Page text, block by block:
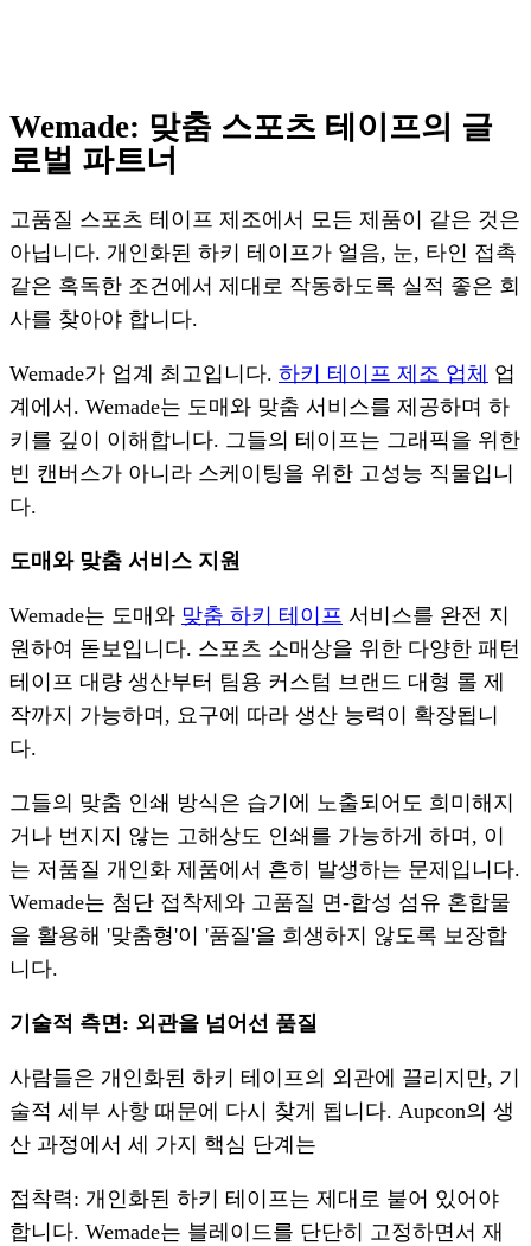
Wemade: 맞춤 스포츠 테이프의 글
로벌 파트너
고품질 스포츠 테이프 제조에서 모든 제품이 같은 것은
아닙니다. 개인화된 하키 테이프가 얼음, 눈, 타인 접촉
같은 혹독한 조건에서 제대로 작동하도록 실적 좋은 회
사를 찾아야 합니다.
Wemade가 업계 최고입니다. 하키 테이프 제조 업체
업
계에서. Wemade는 도매와 맞춤 서비스를 제공하며 하
키를 깊이 이해합니다. 그들의 테이프는 그래픽을 위한
빈 캔버스가 아니라 스케이팅을 위한 고성능 직물입니
다.
도매와 맞춤 서비스 지원
Wemade는 도매와 맞춤 하키 테이프 서비스를 완전 지
원하여 돋보입니다. 스포츠 소매상을 위한 다양한 패턴
테이프 대량 생산부터 팀용 커스텀 브랜드 대형 롤 제
작까지 가능하며, 요구에 따라 생산 능력이 확장됩니
다.
그들의 맞춤 인쇄 방식은 습기에 노출되어도 희미해지
거나 번지지 않는 고해상도 인쇄를 가능하게 하며, 이
는 저품질 개인화 제품에서 흔히 발생하는 문제입니다.
Wemade는 첨단 접착제와 고품질 면-합성 섬유 혼합물
을 활용해 '맞춤형'이 '품질'을 희생하지 않도록 보장합
니다.
기술적 측면: 외관을 넘어선 품질
사람들은 개인화된 하키 테이프의 외관에 끌리지만, 기
술적 세부 사항 때문에 다시 찾게 됩니다. Aupcon의 생
산 과정에서 세 가지 핵심 단계는
접착력: 개인화된 하키 테이프는 제대로 붙어 있어야
합니다. Wemade는 블레이드를 단단히 고정하면서 재